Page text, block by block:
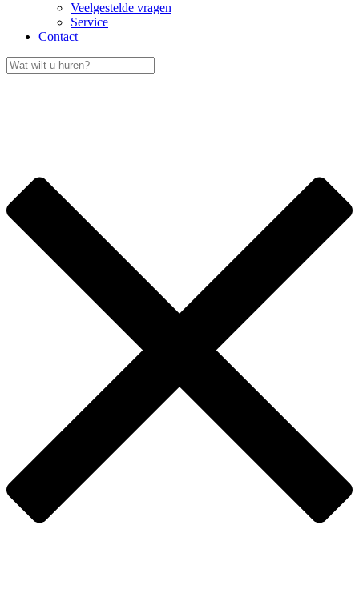
Veelgestelde vragen
Service
Contact